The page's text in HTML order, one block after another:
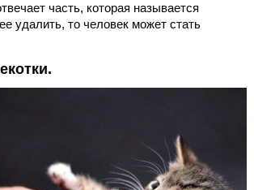
часть, которая называется
удалить, то человек может стать